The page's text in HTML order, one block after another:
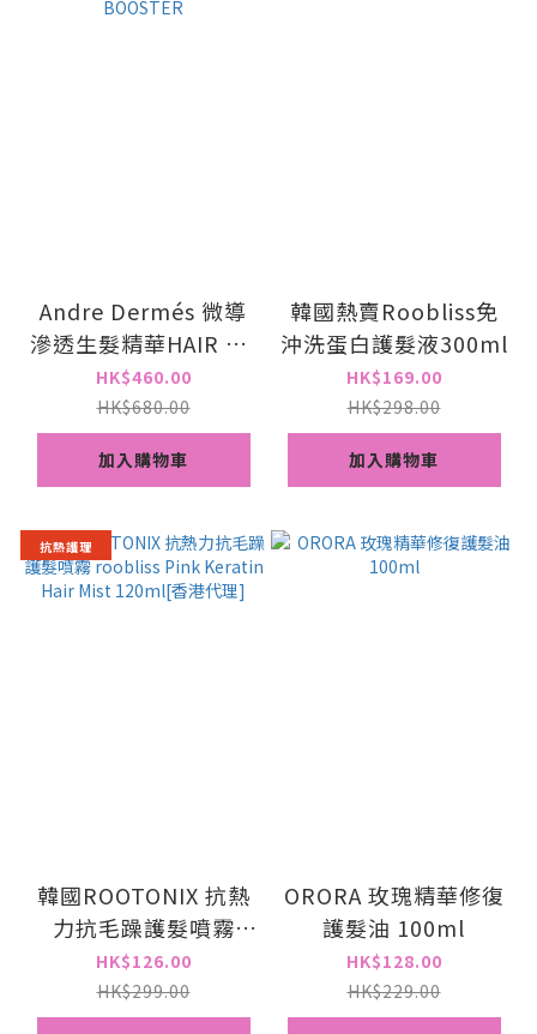
Andre Dermés 微導
滲透生髮精華HAIR UP
GROWTH BOOSTER
HK$460.00
HK$680.00
加入購物車
韓國熱賣Roobliss免
沖洗蛋白護髮液300ml
HK$169.00
HK$298.00
加入購物車
抗熱護理
韓國ROOTONIX 抗熱
力抗毛躁護髮噴霧
roobliss Pink
Keratin Hair Mist
120ml[香港代理]
HK$126.00
HK$299.00
ORORA 玫瑰精華修復
護髮油 100ml
HK$128.00
HK$229.00